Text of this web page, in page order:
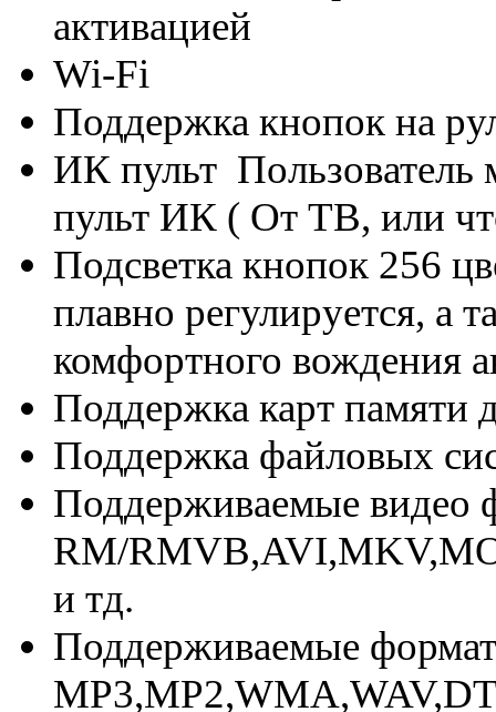
активацией
Wi-Fi
Поддержка кнопок на
ИК пульт Пользователь
пульт ИК ( От ТВ, или
Подсветка кнопок 256
плавно регулируется, а
комфортного вождения
Поддержка карт памяти
Поддержка файловых
Поддерживаемые видео
RM/
и тд.
Поддерживаемые